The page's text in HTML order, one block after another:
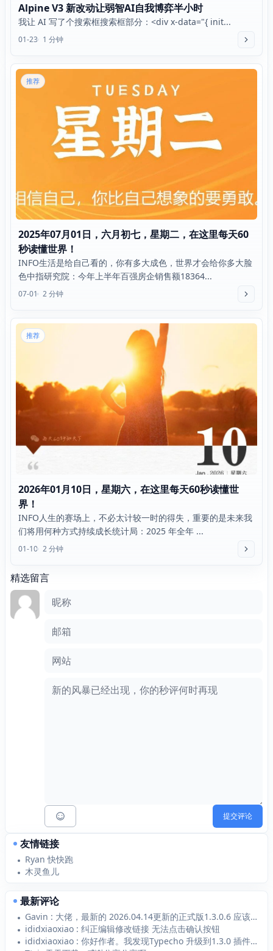
Alpine V3 新改动让弱智AI自我博弈半小时
我让 AI 写了个搜索框搜索框部分：<div x-data="{ init...
01-23 1 分钟
推荐
2025年07月01日，六月初七，星期二，在这里每天60
秒读懂世界！
INFO生活是给自己看的，你有多大成色，世界才会给你多大脸
色中指研究院：今年上半年百强房企销售额18364...
07-01 2 分钟
推荐
2026年01月10日，星期六，在这里每天60秒读懂世
界！
INFO人生的赛场上，不必太计较一时的得失，重要的是未来我
们将用何种方式持续成长统计局：2025 年全年 ...
01-10 2 分钟
精选留言
昵称
邮箱
网站
评论框
提交评论
友情链接
Ryan 快快跑
木灵鱼儿
最新评论
Gavin : 大佬，最新的 2026.04.14更新的正式版1.3.0.6 应该支持 Typecho1...
ididxiaoxiao : 纠正编辑修改链接 无法点击确认按钮
ididxiaoxiao : 你好作者。我发现Typecho 升级到1.3.0 插件1.2.1无法添加新的链接 添加...